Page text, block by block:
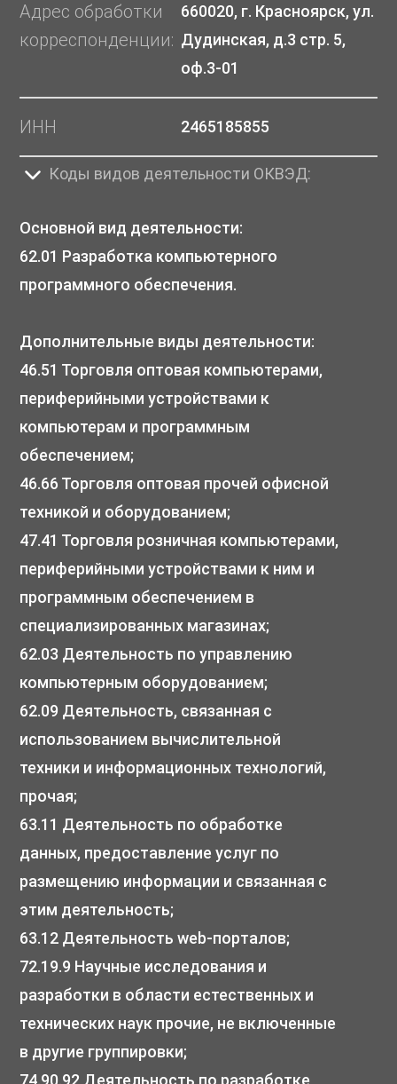
Адрес обработки
корреспонденции:
660020, г. Красноярск, ул.
Дудинская, д.3 стр. 5,
оф.3-01
ИНН 2465185855
Коды видов деятельности ОКВЭД:
Основной вид деятельности:
62.01 Разработка компьютерного
программного обеспечения.
Дополнительные виды деятельности:
46.51 Торговля оптовая компьютерами,
периферийными устройствами к
компьютерам и программным
обеспечением;
46.66 Торговля оптовая прочей офисной
техникой и оборудованием;
47.41 Торговля розничная компьютерами,
периферийными устройствами к ним и
программным обеспечением в
специализированных магазинах;
62.03 Деятельность по управлению
компьютерным оборудованием;
62.09 Деятельность, связанная с
использованием вычислительной
техники и информационных технологий,
прочая;
63.11 Деятельность по обработке
данных, предоставление услуг по
размещению информации и связанная с
этим деятельность;
63.12 Деятельность web-порталов;
72.19.9 Научные исследования и
разработки в области естественных и
технических наук прочие, не включенные
в другие группировки;
74.90.92 Деятельность по разработке